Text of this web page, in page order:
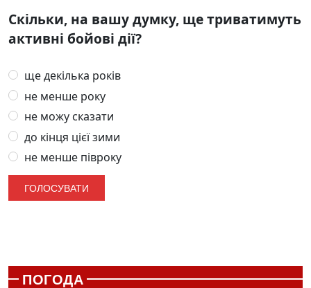
Скільки, на вашу думку, ще триватимуть
активні бойові дії?
ще декілька років
не менше року
не можу сказати
до кінця цієї зими
не менше півроку
ПОГОДА